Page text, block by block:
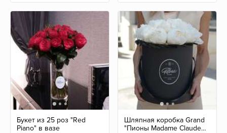
Букет из 25 роз "Red
Piano" в вазе
Шляпная коробка Grand
"Пионы Madame Claude